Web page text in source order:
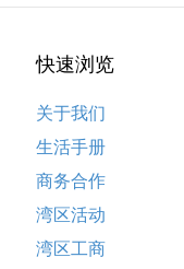
快速浏览
关于我们
生活手册
商务合作
湾区活动
湾区工商